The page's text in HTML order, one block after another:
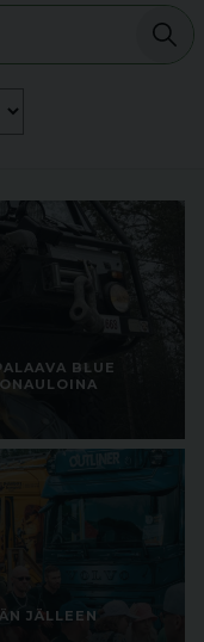
BLUE
JÄLLEEN